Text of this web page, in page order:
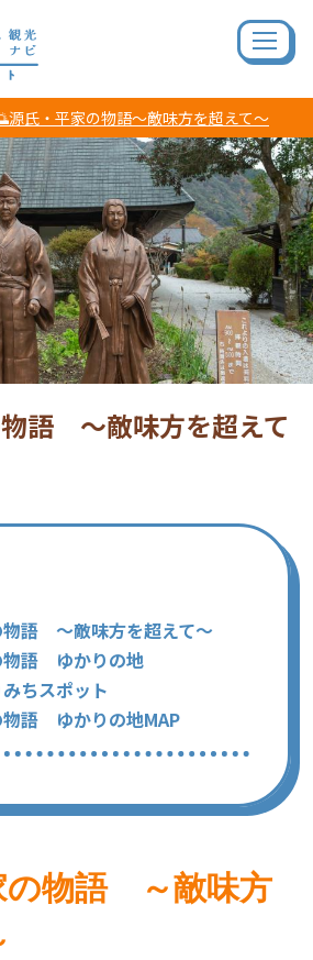
源氏・平家の物語～敵味方を超えて～
語 ～敵味方を超えて
物語 ～敵味方を超えて～
物語 ゆかりの地
ちスポット
物語 ゆかりの地MAP
の物語 ～敵味方